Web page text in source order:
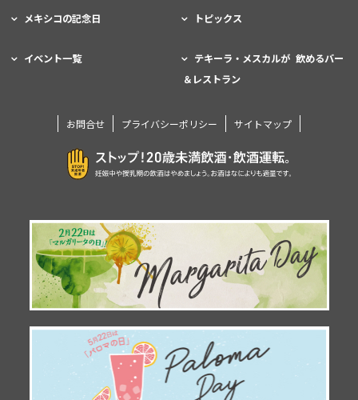
メキシコの記念日 トピックス
イベント一覧
テキーラ・メスカルが 飲めるバー
＆レストラン
お問合せ プライバシーポリシー サイトマップ